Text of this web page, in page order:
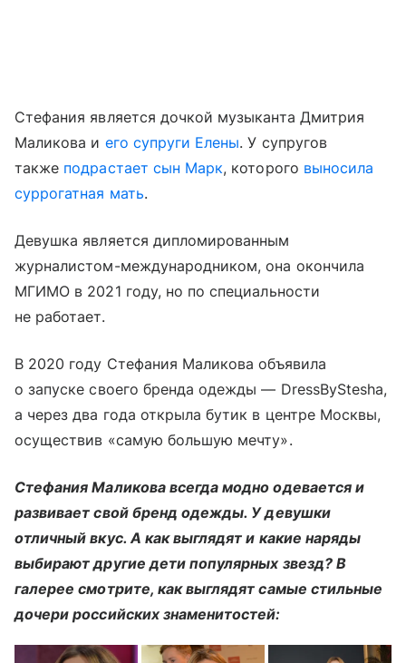
Стефания является дочкой музыканта Дмитрия
Маликова и его супруги Елены. У супругов
также подрастает сын Марк, которого выносила
суррогатная мать.
Девушка является дипломированным
журналистом-международником, она окончила
МГИМО в 2021 году, но по специальности
не работает.
В 2020 году Стефания Маликова объявила
о запуске своего бренда одежды — DressByStesha,
а через два года открыла бутик в центре Москвы,
осуществив «самую большую мечту».
Стефания Маликова всегда модно одевается и
развивает свой бренд одежды. У девушки
отличный вкус. А как выглядят и какие наряды
выбирают другие дети популярных звезд? В
галерее смотрите, как выглядят самые стильные
дочери российских знаменитостей: